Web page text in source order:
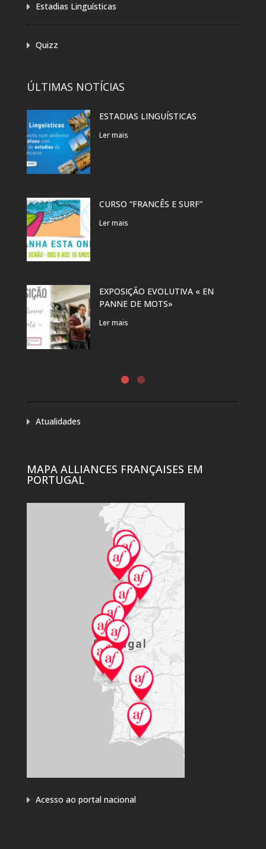
Estadias Linguísticas
Quizz
ÚLTIMAS NOTÍCIAS
ESTADIAS LINGUÍSTICAS
Ler mais
CURSO “FRANCÊS E SURF”
Ler mais
EXPOSIÇÃO EVOLUTIVA « EN
PANNE DE MOTS»
Ler mais
Atualidades
MAPA ALLIANCES FRANÇAISES EM
PORTUGAL
Acesso ao portal nacional